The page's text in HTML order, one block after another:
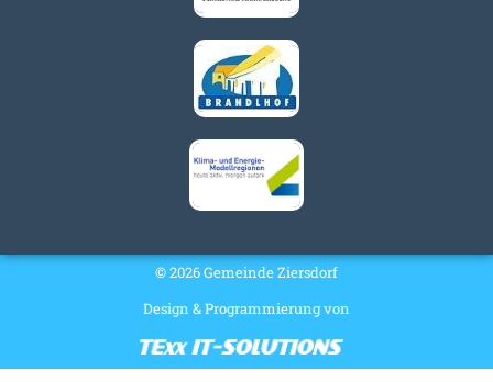
© 2026 Gemeinde Ziersdorf
Design & Programmierung von